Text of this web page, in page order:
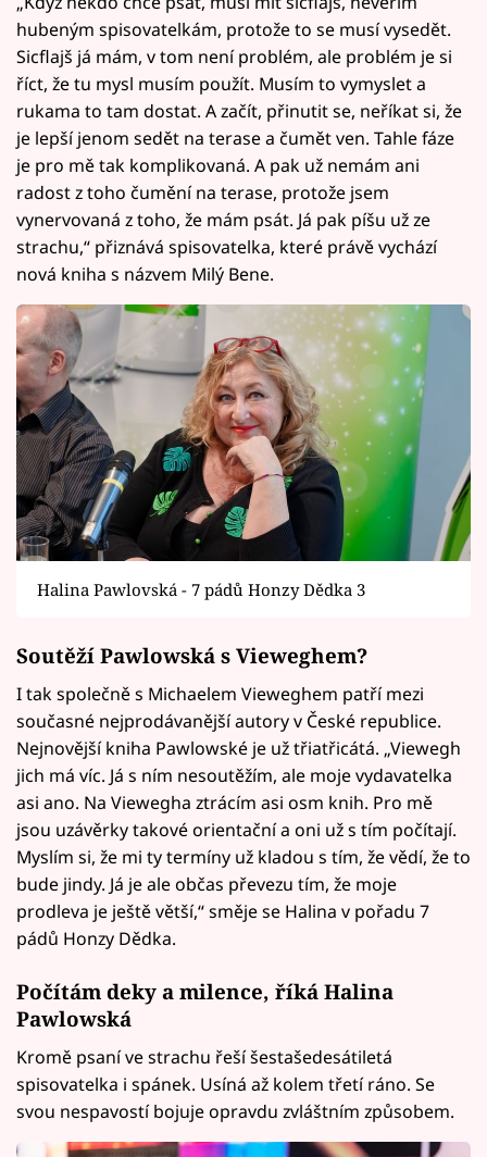
hubeným spisovatelkám, protože to se musí vysedět.
Sicflajš já mám, v tom není problém, ale problém je si
říct, že tu mysl musím použít. Musím to vymyslet a
rukama to tam dostat. A začít, přinutit se, neříkat si, že
je lepší jenom sedět na terase a čumět ven. Tahle fáze
je pro mě tak komplikovaná. A pak už nemám ani
radost z toho čumění na terase, protože jsem
vynervovaná z toho, že mám psát. Já pak píšu už ze
strachu,“ přiznává spisovatelka, které právě vychází
nová kniha s názvem Milý Bene.
Halina Pawlovská - 7 pádů Honzy Dědka 3
Soutěží Pawlowská s Vieweghem?
I tak společně s Michaelem Vieweghem patří mezi
současné nejprodávanější autory v České republice.
Nejnovější kniha Pawlowské je už třiatřicátá. „Viewegh
jich má víc. Já s ním nesoutěžím, ale moje vydavatelka
asi ano. Na Viewegha ztrácím asi osm knih. Pro mě
jsou uzávěrky takové orientační a oni už s tím počítají.
Myslím si, že mi ty termíny už kladou s tím, že vědí, že to
bude jindy. Já je ale občas převezu tím, že moje
prodleva je ještě větší,“ směje se Halina v pořadu 7
pádů Honzy Dědka.
Počítám deky a milence, říká Halina
Pawlowská
Kromě psaní ve strachu řeší šestašedesátiletá
spisovatelka i spánek. Usíná až kolem třetí ráno. Se
svou nespavostí bojuje opravdu zvláštním způsobem.